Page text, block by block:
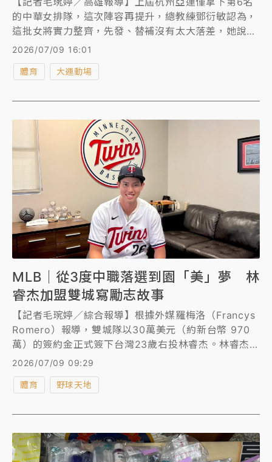
的中華女排隊，這次陣容再提升，總教練鄧衍敏認為，
這批女將實力整齊，先發、替補沒有太大落差，她說：
「這次大家都很有共識，都想要衝進頒獎台上面。」
2026/07/09 16:01
體育 大運動場
MLB｜從3度中職落選到園「美」夢 林
睿杰加盟雙城寫勵志故事
【記者毛琬婷／綜合報導】根據外媒羅梅洛（Francys
Romero）報導，雙城隊以30萬美元（約新台幣 970
萬）的簽約金正式簽下台灣23歲右投林睿杰。林睿杰過
去曾深受「投球失憶症」折磨，且3度叩關中職選秀都
遺憾落選，如今成功挺過低潮、一圓職棒夢，更直接一
舉躍上美國職棒大聯盟（MLB）的舞台。
2026/07/09 09:29
體育 野球天地